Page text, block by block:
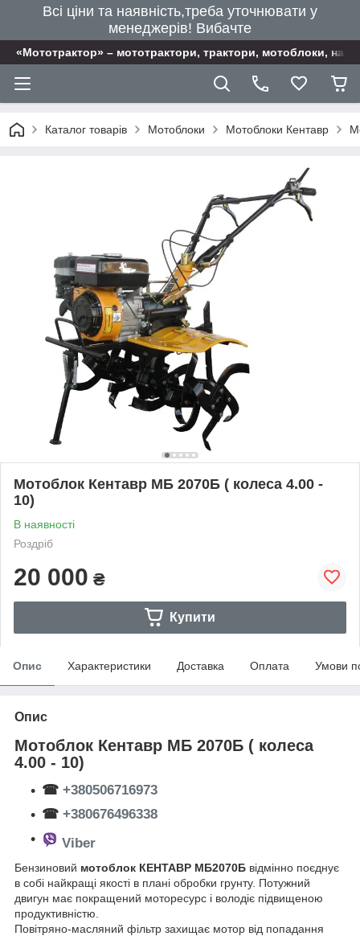
Всі ціни та наявність,треба уточнювати у
менеджерів! Вибачте
«Мототрактор» – мототрактори, трактори, мотоблоки,
Каталог товарів Мотоблоки Мотоблоки Кентавр
Мотоблок Кентавр МБ 2070Б ( колеса 4.00 -
10)
В наявності
Роздріб
20 000 ₴
Купити
Опис Характеристики Доставка Оплата Умови
Опис
Мотоблок Кентавр МБ 2070Б ( колеса
4.00 - 10)
☎ +380506716973
☎ +380676496338
Viber
Бензиновий мотоблок КЕНТАВР МБ2070Б відмінно поєднує
в собі найкращі якості в плані обробки грунту. Потужний
двигун має покращений моторесурс і володіє підвищеною
продуктивністю.
Повітряно-масляний фільтр захищає мотор від попадання